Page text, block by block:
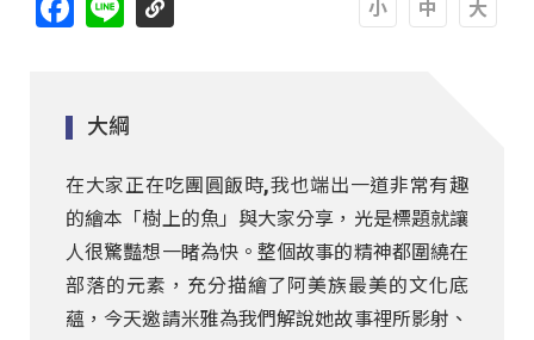
大綱
在大家正在吃團圓飯時,我也端出一道非常有趣
的繪本「樹上的魚」與大家分享，光是標題就讓
人很驚豔想一睹為快。整個故事的精神都圍繞在
部落的元素，充分描繪了阿美族最美的文化底
蘊，今天邀請米雅為我們解說她故事裡所影射、